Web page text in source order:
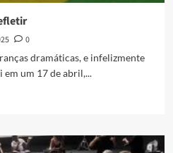
0
dramáticas, e infelizmente
em um 17 de abril,...